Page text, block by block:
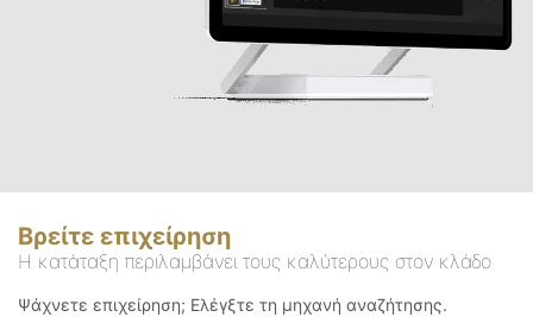
Βρείτε επιχείρηση
Η κατάταξη περιλαμβάνει τους καλύτερους στον κλάδο
Ψάχνετε επιχείρηση; Ελέγξτε τη μηχανή αναζήτησης.